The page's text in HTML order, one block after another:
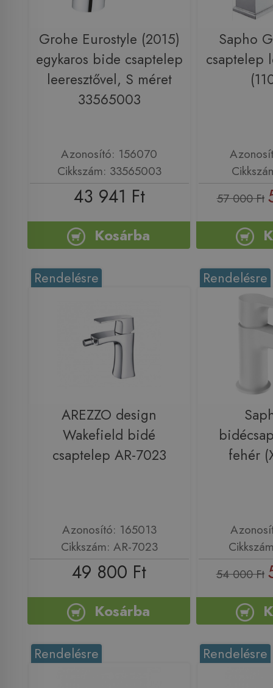
Grohe Eurostyle (2015)
egykaros bide csaptelep
leeresztővel, S méret
33565003
Azonosító: 156070
Cikkszám: 33565003
43 941 Ft
Kosárba
Sapho
csaptelep
57 000 Ft
Rendelésre
AREZZO design
Wakefield bidé
csaptelep AR-7023
Azonosító: 165013
Cikkszám: AR-7023
49 800 Ft
Kosárba
Rendelésre
fehér
54 000 Ft
Rendelésre Rendelésre